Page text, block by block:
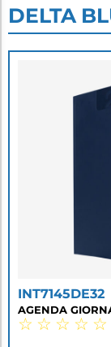
DELTA
INT7145DE32
AGENDA
☆ ☆ ☆ ☆ ☆